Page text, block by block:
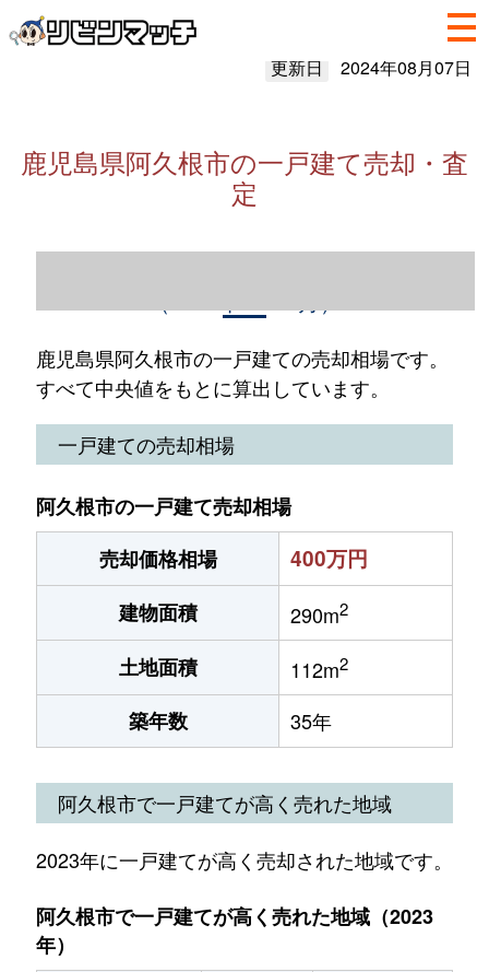
更新日 2024年08月07日
鹿児島県阿久根市の一戸建て売却・査
定
鹿児島県阿久根市の一戸建ての売却相場です。
すべて中央値をもとに算出しています。
一戸建ての売却相場
阿久根市の一戸建て売却相場
売却価格相場
400万円
建物面積 290m2
土地面積 112m2
築年数 35年
阿久根市で一戸建てが高く売れた地域
2023年に一戸建てが高く売却された地域です。
阿久根市で一戸建てが高く売れた地域（2023
年）